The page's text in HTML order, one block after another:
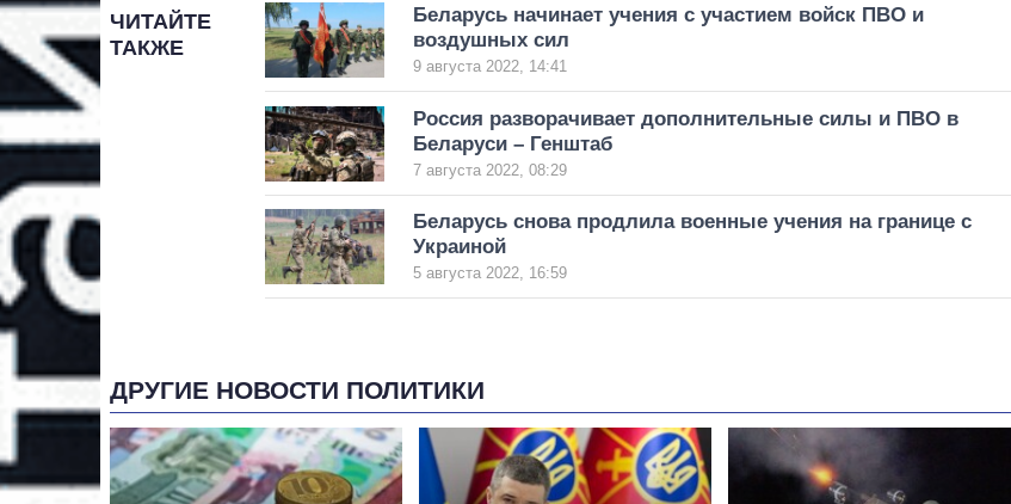
ЧИТАЙТЕ
ТАКЖЕ
Беларусь начинает учения с участием войск ПВО и
воздушных сил
9 августа 2022, 14:41
Россия разворачивает дополнительные силы и ПВО в
Беларуси – Генштаб
7 августа 2022, 08:29
Беларусь снова продлила военные учения на границе с
Украиной
5 августа 2022, 16:59
ДРУГИЕ НОВОСТИ ПОЛИТИКИ